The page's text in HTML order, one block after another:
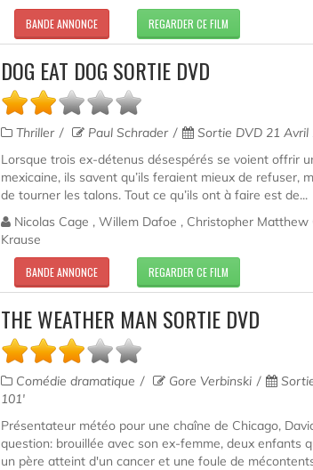
BANDE ANNONCE REGARDER CE FILM
DOG EAT DOG SORTIE DVD
Thriller Paul Schrader Sortie DVD 21 Avril
Lorsque trois ex-détenus désespérés se voient offrir
mexicaine, ils savent qu’ils feraient mieux de refuser,
de tourner les talons. Tout ce qu’ils ont à faire est de...
Nicolas Cage , Willem Dafoe , Christopher Matthew
Krause
BANDE ANNONCE REGARDER CE FILM
THE WEATHER MAN SORTIE DVD
Comédie dramatique Gore Verbinski
101'
Présentateur météo pour une chaîne de Chicago,
question: brouillée avec son ex-femme, deux enfants
un père atteint d'un cancer et une foule de